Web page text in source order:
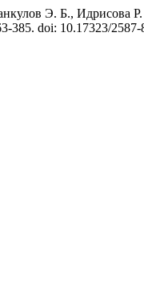
Э. Б., Идрисова
385. doi: 10.17323/